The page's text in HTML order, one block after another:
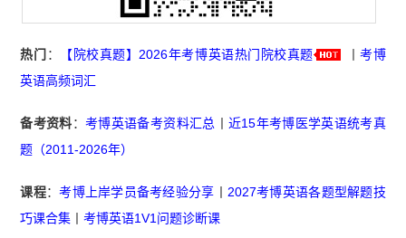
热门 ： 【院校真题】2026年考博英语热门院校真题 丨考博
英语高频词汇
备考资料：考博英语备考资料汇总
近15年考博医学英语统考真
题（2011-2026年）
课程：考博上岸学员备考经验分享
2027考博英语各题型解题技
巧课合集 丨考博英语1V1问题诊断课